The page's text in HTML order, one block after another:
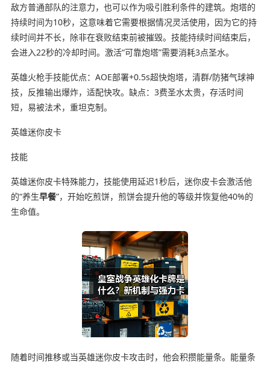
敌方普通部队的注意力，也可以作为吸引胜利条件的建筑。炮塔的
持续时间为10秒，这意味着它需要根据情况灵活使用，因为它的持
续时间并不长，除非在衰败结束前被摧毁。技能持续时间结束后，
会进入22秒的冷却时间。激活“可靠炮塔”需要消耗3点圣水。
英雄火枪手技能优点：AOE部署+0.5s超快炮塔，清群/防猪气球神
技，反推输出爆炸，适配快攻。缺点：3费圣水太贵，存活时间
短，易被法术，重坦克制。
英雄迷你皮卡
技能
英雄迷你皮卡特殊能力，技能使用延迟1秒后，迷你皮卡会激活他
的“养生早餐”，开始吃煎饼，煎饼会提升他的等级并恢复他40%的
生命值。
随着时间推移或当英雄迷你皮卡攻击时，他会积攒能量条。能量条